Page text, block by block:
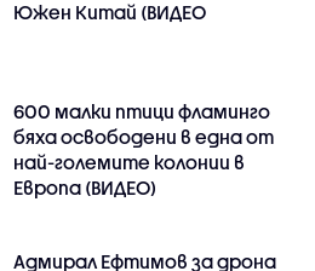
Южен Китай (ВИДЕО
600 малки птици фламинго
бяха освободени в една от
най-големите колонии в
Европа (ВИДЕО)
Адмирал Ефтимов за дрона